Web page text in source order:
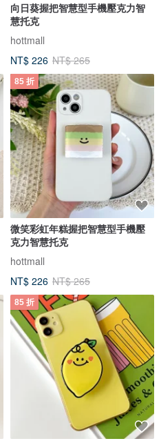
向日葵握把智慧型手機壓克力智
慧托克
hottmall
NT$ 226 NT$ 265
85 折
微笑彩虹年糕握把智慧型手機壓
克力智慧托克
hottmall
NT$ 226 NT$ 265
85 折